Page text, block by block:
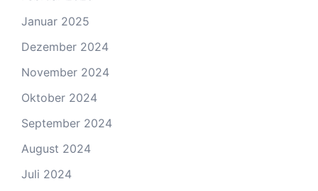
Januar 2025
Dezember 2024
November 2024
Oktober 2024
September 2024
August 2024
Juli 2024